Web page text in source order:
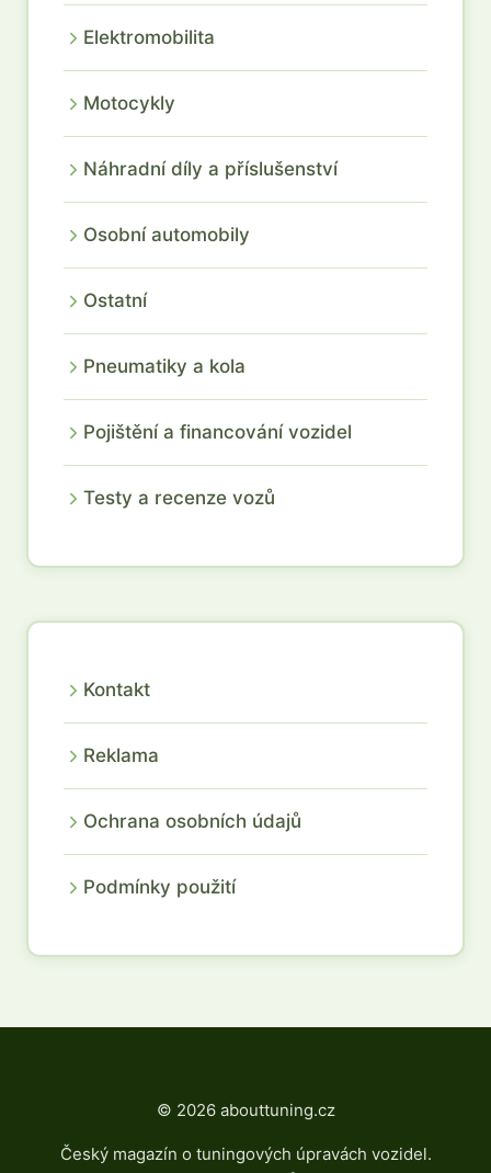
Elektromobilita
Motocykly
Náhradní díly a příslušenství
Osobní automobily
Ostatní
Pneumatiky a kola
Pojištění a financování vozidel
Testy a recenze vozů
Kontakt
Reklama
Ochrana osobních údajů
Podmínky použití
© 2026 abouttuning.cz
Český magazín o tuningových úpravách vozidel.